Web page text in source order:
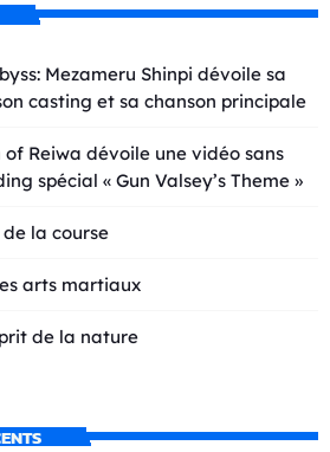
Mezameru Shinpi dévoile sa
casting et sa chanson principale
of Reiwa dévoile une vidéo sans
spécial « Gun Valsey’s Theme »
la course
arts martiaux
de la nature